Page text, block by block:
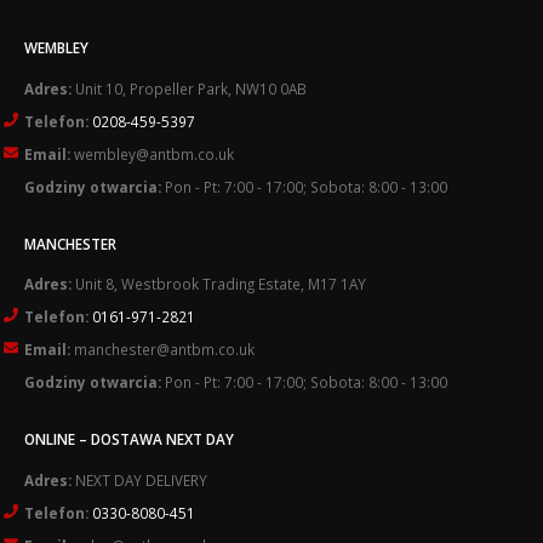
WEMBLEY
Adres: Unit 10, Propeller Park, NW10 0AB
Telefon: 0208-459-5397
Email:wembley@antbm.co.uk
Godziny otwarcia: Pon - Pt: 7:00 - 17:00; Sobota: 8:00 - 13:00
MANCHESTER
Adres: Unit 8, Westbrook Trading Estate, M17 1AY
Telefon: 0161-971-2821
Email: manchester@antbm.co.uk
Godziny otwarcia: Pon - Pt: 7:00 - 17:00; Sobota: 8:00 - 13:00
ONLINE – DOSTAWA NEXT DAY
Adres: NEXT DAY DELIVERY
Telefon: 0330-8080-451